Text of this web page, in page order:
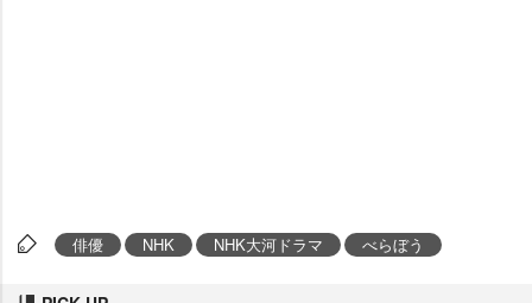
俳優 NHK NHK大河ドラマ べらぼう